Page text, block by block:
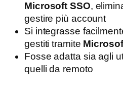
Microsoft SSO,
gestire più account
Si integrasse
gestiti tramite
Fosse adatta sia agli
quelli da remoto